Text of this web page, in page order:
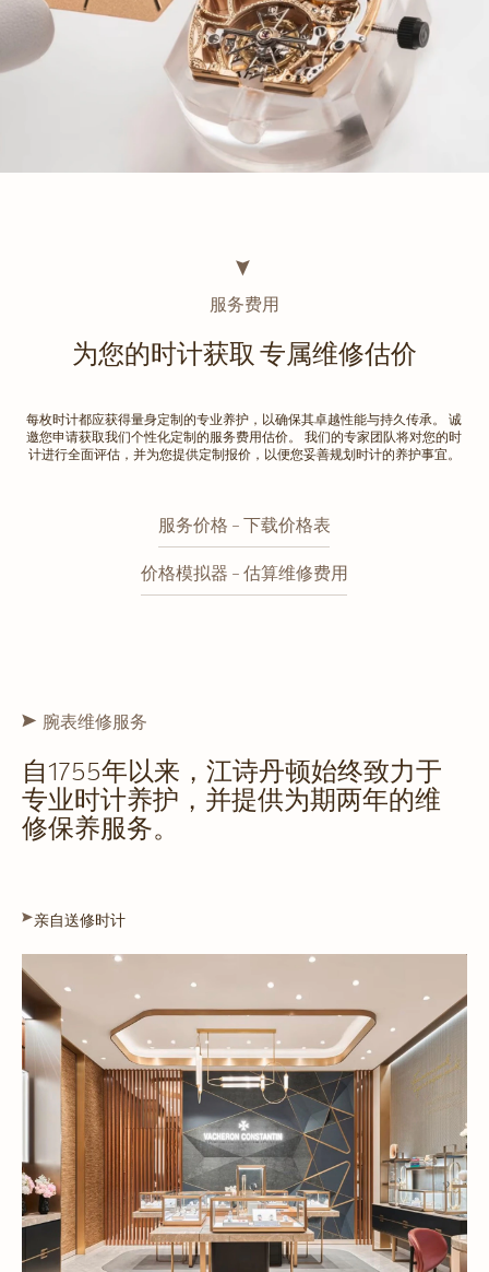
服务费用
为您的时计获取 专属维修估价
每枚时计都应获得量身定制的专业养护，以确保其卓越性能与持久传承。 诚
邀您申请获取我们个性化定制的服务费用估价。 我们的专家团队将对您的时
计进行全面评估，并为您提供定制报价，以便您妥善规划时计的养护事宜。
服务价格 - 下载价格表
价格模拟器 - 估算维修费用
腕表维修服务
自1755年以来，江诗丹顿始终致力于
专业时计养护，并提供为期两年的维
修保养服务。
亲自送修时计